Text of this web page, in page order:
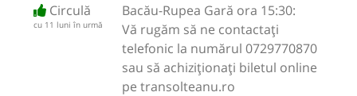
Circulă
cu 11 luni în urmă
Bacău-Rupea Gară ora 15:30:
Vă rugăm să ne contactați
telefonic la numărul 0729770870
sau să achiziționați biletul online
pe transolteanu.ro